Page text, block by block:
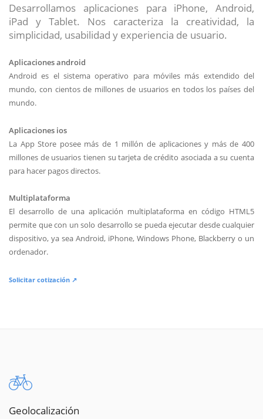
Desarrollamos aplicaciones para iPhone, Android,
iPad y Tablet. Nos caracteriza la creatividad, la
simplicidad, usabilidad y experiencia de usuario.
Aplicaciones android
Android es el sistema operativo para móviles más extendido del
mundo, con cientos de millones de usuarios en todos los países del
mundo.
Aplicaciones ios
La App Store posee más de 1 millón de aplicaciones y más de 400
millones de usuarios tienen su tarjeta de crédito asociada a su cuenta
para hacer pagos directos.
Multiplataforma
El desarrollo de una aplicación multiplataforma en código HTML5
permite que con un solo desarrollo se pueda ejecutar desde cualquier
dispositivo, ya sea Android, iPhone, Windows Phone, Blackberry o un
ordenador.
Solicitar cotización ↗
Geolocalización